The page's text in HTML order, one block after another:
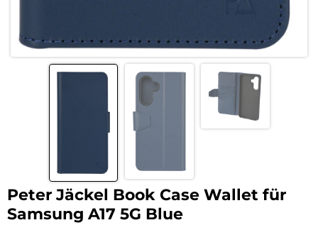
Peter Jäckel Book Case Wallet für
Samsung A17 5G Blue